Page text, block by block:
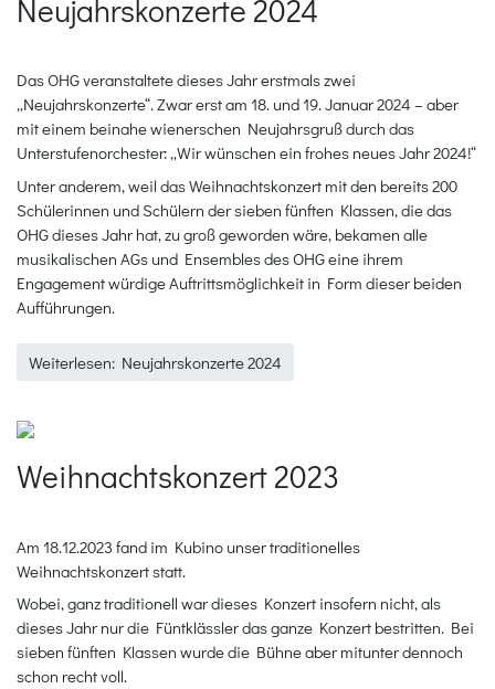
Neujahrskonzerte 2024
Das OHG veranstaltete dieses Jahr erstmals zwei
„Neujahrskonzerte“. Zwar erst am 18. und 19. Januar 2024 – aber
mit einem beinahe wienerschen Neujahrsgruß durch das
Unterstufenorchester: „Wir wünschen ein frohes neues Jahr 2024!“
Unter anderem, weil das Weihnachtskonzert mit den bereits 200
Schülerinnen und Schülern der sieben fünften Klassen, die das
OHG dieses Jahr hat, zu groß geworden wäre, bekamen alle
musikalischen AGs und Ensembles des OHG eine ihrem
Engagement würdige Auftrittsmöglichkeit in Form dieser beiden
Aufführungen.
Weiterlesen: Neujahrskonzerte 2024
Weihnachtskonzert 2023
Am 18.12.2023 fand im Kubino unser traditionelles
Weihnachtskonzert statt.
Wobei, ganz traditionell war dieses Konzert insofern nicht, als
dieses Jahr nur die Füntklässler das ganze Konzert bestritten. Bei
sieben fünften Klassen wurde die Bühne aber mitunter dennoch
schon recht voll.